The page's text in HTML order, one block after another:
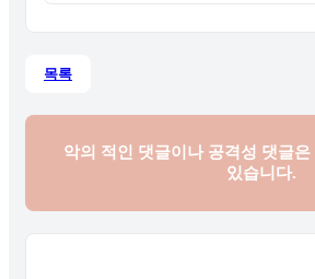
목록
악의 적인 댓글이나 공격성 댓글은
있습니다.